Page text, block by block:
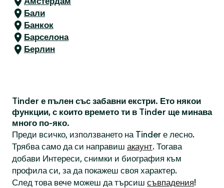
Бали
Банкок
Барселона
Берлин
Tinder е пълен със забавни екстри. Ето някои
функции, с които времето ти в Tinder ще минава
много по-яко.
Преди всичко, използването на Tinder е лесно.
Трябва само да си направиш акаунт. Тогава
добави Интереси, снимки и биография към
профила си, за да покажеш своя характер.
След това вече можеш да търсиш съвпадения!